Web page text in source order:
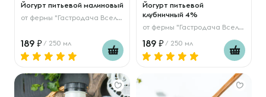
Йогурт питьевой малиновый
от фермы "Гастродача Вселуг"
189 / 250 мл
Йогурт питьевой
клубничный 4%
от фермы "Гастродача Вселуг"
189 / 250 мл